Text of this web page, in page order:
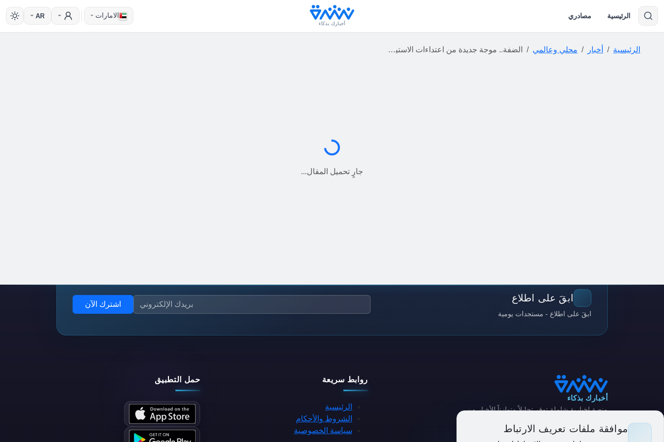
موافقة ملفات تعريف الارتباط
الرئيسية مصادري
أخبارك بذكاء
الامارات AR
الرئيسية أخبار محلي وعالمي الضفة.. موجة جديدة من اعتداءات الاستيطان
جارٍ التحميل...
جارٍ تحميل المقال...
ابقَ على اطلاع
ابقَ على اطلاع - مستجدات يومية
اشترك الآن
أخبارك بذكاء
منصة إخبارية شاملة توفر تحليلاً متوازناً للأخبار من
روابط سريعة
الرئيسية
الشروط والأحكام
سياسة الخصوصية
حمل التطبيق